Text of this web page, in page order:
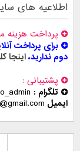
اطلاعیه های
پرداخت
برای پرداخت
دوم ندارید،اینجا
پشتیبانی
تلگرام :
ایمیل